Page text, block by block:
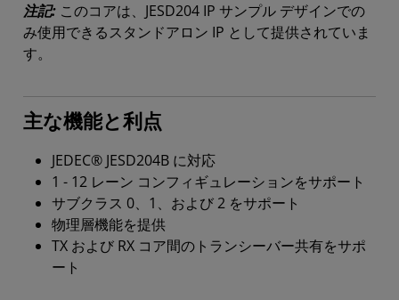
注記: このコアは、JESD204 IP サンプル デザインでの
み使用できるスタンドアロン IP として提供されていま
す。
主な機能と利点
JEDEC® JESD204B に対応
1 - 12 レーン コンフィギュレーションをサポート
サブクラス 0、1、および 2 をサポート
物理層機能を提供
TX および RX コア間のトランシーバー共有をサポ
ート